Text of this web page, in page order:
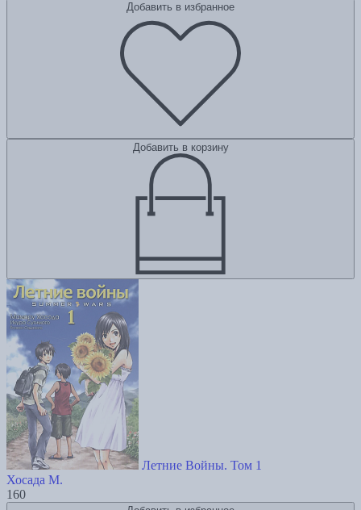
Добавить в избранное
Добавить в корзину
Летние Войны. Том 1
Хосада М.
160